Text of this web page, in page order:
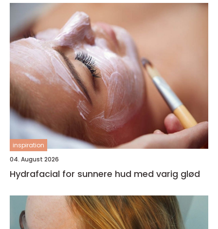
inspiration
04. August 2026
Hydrafacial for sunnere hud med varig glød